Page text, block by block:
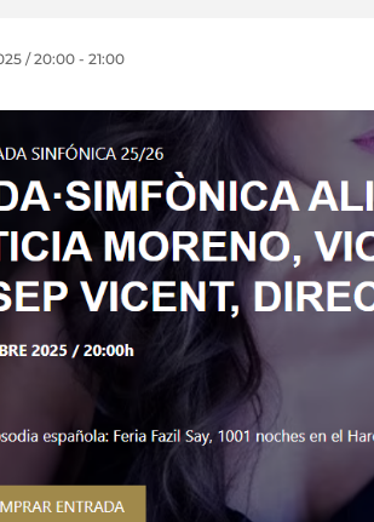
/ 20:00 -21:00